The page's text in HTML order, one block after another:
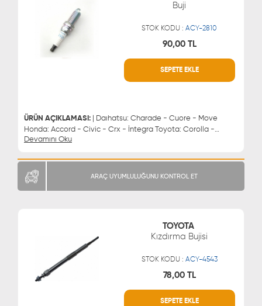
Buji
STOK KODU :ACY-2810
90,00 TL
SEPETE EKLE
ÜRÜN AÇIKLAMASI: | Daıhatsu: Charade - Cuore - Move
Honda: Accord - Civic - Crx - İntegra Toyota: Corolla -
Starlet | Buji
Devamını Oku
MÜŞTERİ HİZMETLERİ
ARAÇ UYUMLULUĞUNU KONTROL ET
TOYOTA
Kızdırma Bujisi
STOK KODU : ACY-4543
78,00 TL
SEPETE EKLE